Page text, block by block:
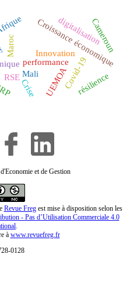
Maroc
performance
Mali
Innovation
Croissance économique
UEMOA
RSE Covid-19
Cameroun
Crise
digitalisation
résilience
et de Gestion
Revue Fregest mise à disposition selon les
- Pas d’Utilisation Commerciale 4.0
à www.revuefreg.fr
0128